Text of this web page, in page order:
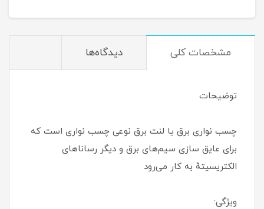
مشخصات کلی دیدگاه‌ها
توضیحات
چسب نواری برق یا لنت برق نوعی چسب نواری است که
برای عایق‌ سازی سیم‌های برق و دیگر رساناهای
الکتریسیتهّ به کار می‌رود
ویژگی: